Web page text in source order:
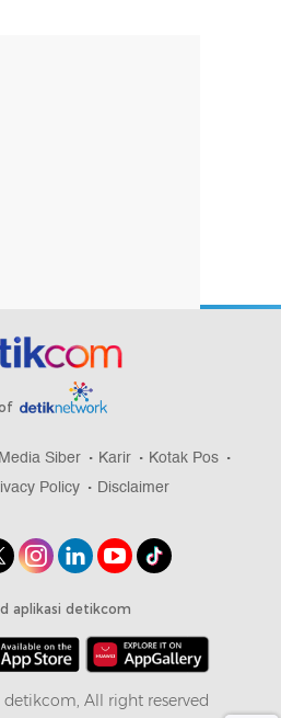
Siber Karir
Kotak Pos
Policy Disclaimer
aplikasi detikcom
All right reserved